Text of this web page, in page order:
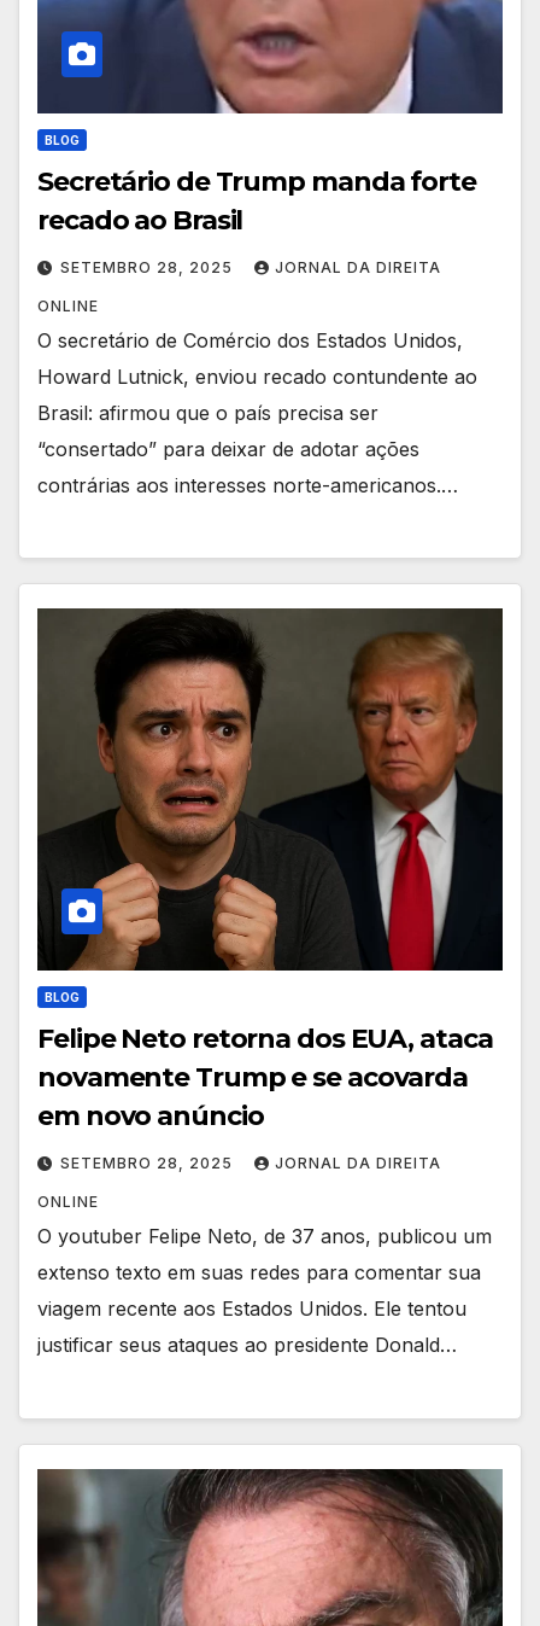
BLOG
Secretário de Trump manda forte
recado ao Brasil
SETEMBRO 28, 2025 JORNAL DA DIREITA
ONLINE
O secretário de Comércio dos Estados Unidos,
Howard Lutnick, enviou recado contundente ao
Brasil: afirmou que o país precisa ser
“consertado” para deixar de adotar ações
contrárias aos interesses norte-americanos.…
BLOG
Felipe Neto retorna dos EUA, ataca
novamente Trump e se acovarda
em novo anúncio
SETEMBRO 28, 2025 JORNAL DA DIREITA
ONLINE
O youtuber Felipe Neto, de 37 anos, publicou um
extenso texto em suas redes para comentar sua
viagem recente aos Estados Unidos. Ele tentou
justificar seus ataques ao presidente Donald…